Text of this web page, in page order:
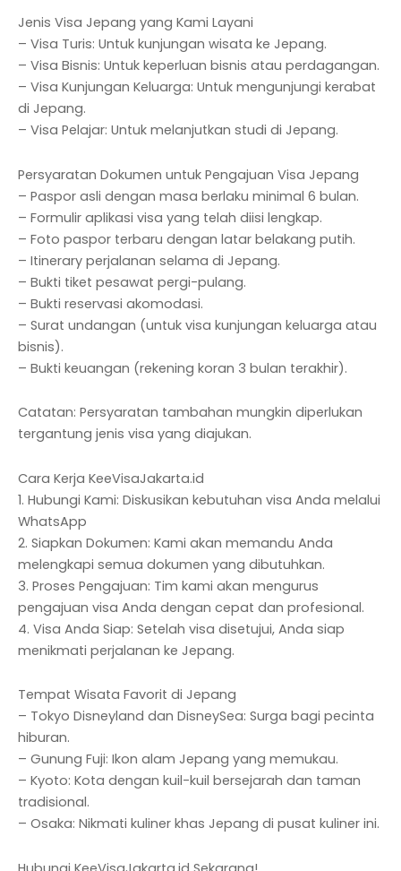
Jenis Visa Jepang yang Kami Layani
– Visa Turis: Untuk kunjungan wisata ke Jepang.
– Visa Bisnis: Untuk keperluan bisnis atau perdagangan.
– Visa Kunjungan Keluarga: Untuk mengunjungi kerabat
di Jepang.
– Visa Pelajar: Untuk melanjutkan studi di Jepang.
Persyaratan Dokumen untuk Pengajuan Visa Jepang
– Paspor asli dengan masa berlaku minimal 6 bulan.
– Formulir aplikasi visa yang telah diisi lengkap.
– Foto paspor terbaru dengan latar belakang putih.
– Itinerary perjalanan selama di Jepang.
– Bukti tiket pesawat pergi-pulang.
– Bukti reservasi akomodasi.
– Surat undangan (untuk visa kunjungan keluarga atau
bisnis).
– Bukti keuangan (rekening koran 3 bulan terakhir).
Catatan: Persyaratan tambahan mungkin diperlukan
tergantung jenis visa yang diajukan.
Cara Kerja KeeVisaJakarta.id
1. Hubungi Kami: Diskusikan kebutuhan visa Anda melalui
WhatsApp
2. Siapkan Dokumen: Kami akan memandu Anda
melengkapi semua dokumen yang dibutuhkan.
3. Proses Pengajuan: Tim kami akan mengurus
pengajuan visa Anda dengan cepat dan profesional.
4. Visa Anda Siap: Setelah visa disetujui, Anda siap
menikmati perjalanan ke Jepang.
Tempat Wisata Favorit di Jepang
– Tokyo Disneyland dan DisneySea: Surga bagi pecinta
hiburan.
– Gunung Fuji: Ikon alam Jepang yang memukau.
– Kyoto: Kota dengan kuil-kuil bersejarah dan taman
tradisional.
– Osaka: Nikmati kuliner khas Jepang di pusat kuliner ini.